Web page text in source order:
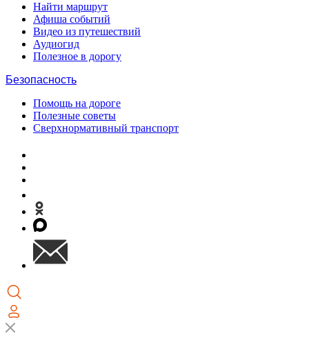
Найти маршрут
Афиша событий
Видео из путешествий
Аудиогид
Полезное в дорогу
Безопасность
Помощь на дороге
Полезные советы
Сверхнормативный транспорт